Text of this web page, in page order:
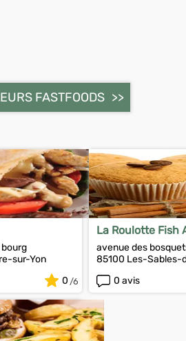
FASTFOODS
sur-Yon
0
La Roulotte Fish
avenue des
85100 Les-Sables-
0 avis